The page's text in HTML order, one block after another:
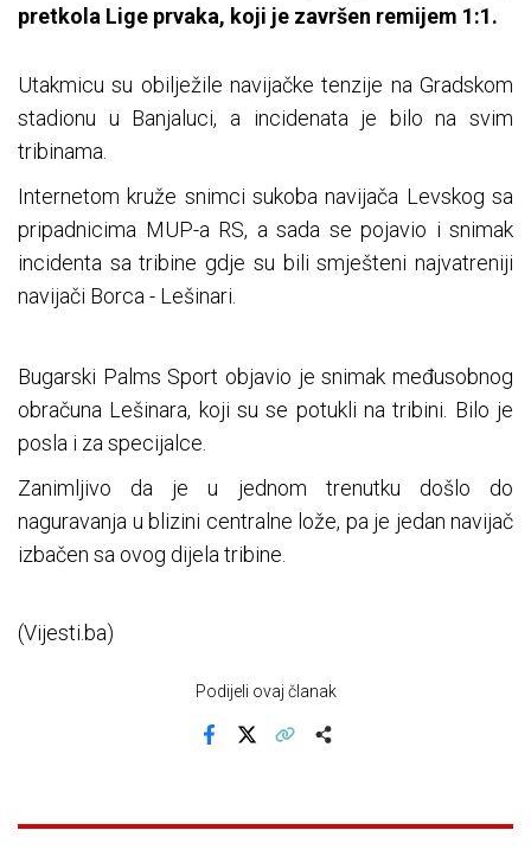
pretkola Lige prvaka, koji je završen remijem 1:1.
Utakmicu su obilježile navijačke tenzije na Gradskom
stadionu u Banjaluci, a incidenata je bilo na svim
tribinama.
Internetom kruže snimci sukoba navijača Levskog sa
pripadnicima MUP-a RS, a sada se pojavio i snimak
incidenta sa tribine gdje su bili smješteni najvatreniji
navijači Borca - Lešinari.
Bugarski Palms Sport objavio je snimak međusobnog
obračuna Lešinara, koji su se potukli na tribini. Bilo je
posla i za specijalce.
Zanimljivo da je u jednom trenutku došlo do
naguravanja u blizini centralne lože, pa je jedan navijač
izbačen sa ovog dijela tribine.
(Vijesti.ba)
Podijeli ovaj članak